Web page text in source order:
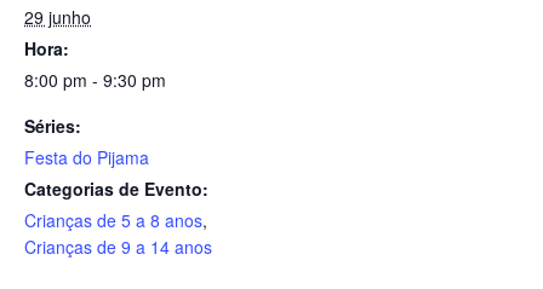
29 junho
Hora:
8:00 pm - 9:30 pm
Séries:
Festa do Pijama
Categorias de Evento:
Crianças de 5 a 8 anos,
Crianças de 9 a 14 anos